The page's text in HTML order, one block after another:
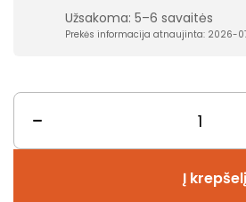
Užsakoma: 5–6 savaitės
Prekės informacija atnaujinta: 2026-
Į krepšelį